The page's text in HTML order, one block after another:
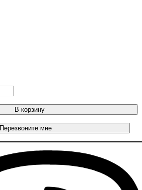
В корзину
Перезвоните мне